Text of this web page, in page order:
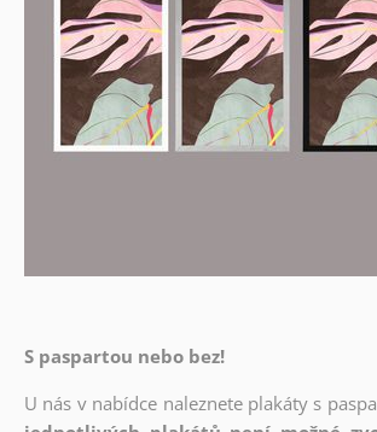
S paspartou nebo bez!
U nás v nabídce naleznete plakáty s